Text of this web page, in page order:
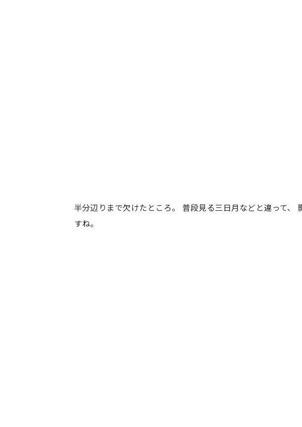
半分辺りまで欠けたところ。 普段見る三日月などと違って、
すね。